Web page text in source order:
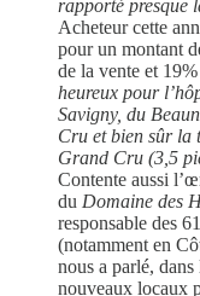
rapporté presque
Acheteur cette
pour un montant
de la vente et
heureux pour
Savigny, du
Cru et bien sûr la
Grand Cru (3,5
Contente aussi
du Domaine des
responsable des
(notamment en
nous a parlé,
nouveaux locaux